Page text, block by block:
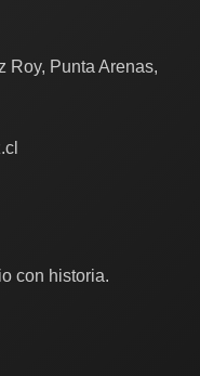
Roy, Punta Arenas,
con historia.